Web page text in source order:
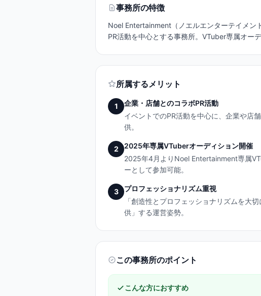
事務所の特徴
Noel Entertainment（ノエルエンターテイメン
PR活動を中心とする事務所。VTuber専属オー
所属するメリット
1
企業・店舗とのコラボPR活動
イベントでのPR活動を中心に、企業や店
供。
2
2025年専属VTuberオーディション開催
2025年4月よりNoel Entertainment専属
ーとして参加可能。
3
プロフェッショナリズム重視
「創造性とプロフェッショナリズムを大
供」する運営姿勢。
この事務所のポイント
こんな方におすすめ